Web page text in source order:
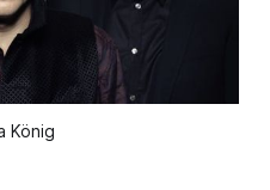
König